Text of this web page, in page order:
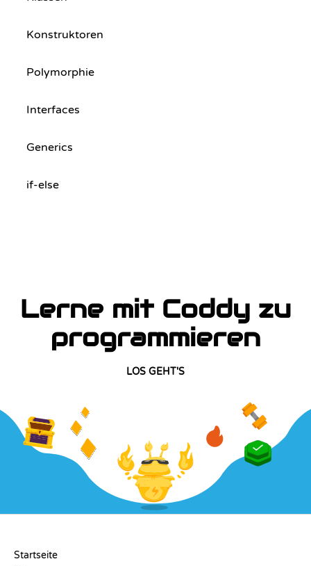
Konstruktoren
Polymorphie
Interfaces
Generics
if-else
Lerne mit Coddy zu
programmieren
LOS GEHT'S
Startseite